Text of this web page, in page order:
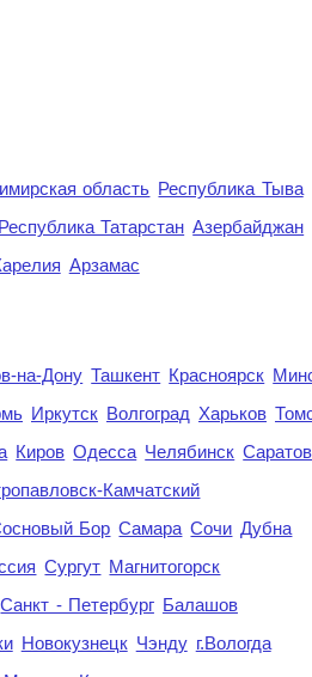
область Республика Тыва
Татарстан Азербайджан
Арзамас
на-Дону Ташкент Красноярск
Иркутск Волгоград Харьков
Киров Одесса Челябинск Саратов
Камчатский
Бор Самара Сочи Дубна
Сургут Магнитогорск
Санкт - Петербург Балашов
Новокузнецк Чэнду г.Вологда